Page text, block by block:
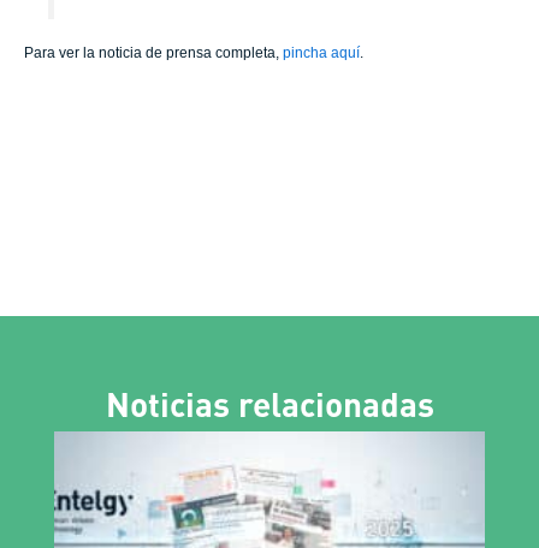
Para ver la noticia de prensa completa, pincha aquí.
Noticias relacionadas